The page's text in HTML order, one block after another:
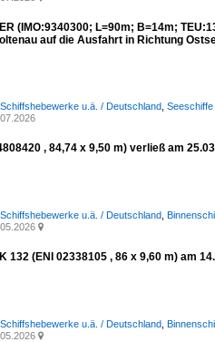
(IMO:9340300; L=90m; B=14m;
auf die Ausfahrt in Richtung
u.ä. / Deutschland
, 84,74 x 9,50 m) verließ am
u.ä. / Deutschland

132 (ENI 02338105 , 86 x 9,60 m) am
u.ä. / Deutschland
